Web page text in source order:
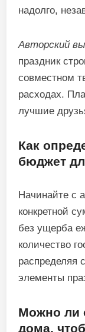
надолго,
Авторский
праздник
совместном
расходах.
лучшие
Как
бюджет
Начинайте с
конкретной
без ущерба
количество
распределяя
элементы
Можно ли
дома,